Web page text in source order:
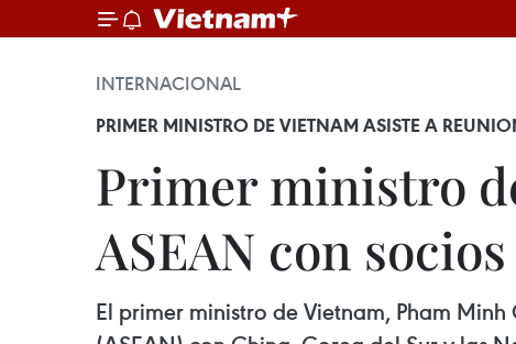
INTERNACIONAL
PRIMER MINISTRO DE VIETNAM ASISTE A
Primer ministro
ASEAN con socios
El primer ministro de Vietnam, Pham